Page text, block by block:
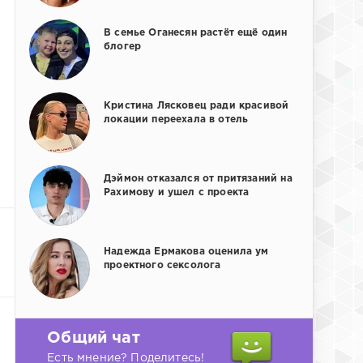
В семье Оганесян растёт ещё один
блогер
Кристина Лясковец ради красивой
локации переехала в отель
Дэймон отказался от притязаний на
Рахимову и ушел с проекта
Надежда Ермакова оценила ум
проектного сексолога
Общий чат
Есть мнение? Поделитесь!